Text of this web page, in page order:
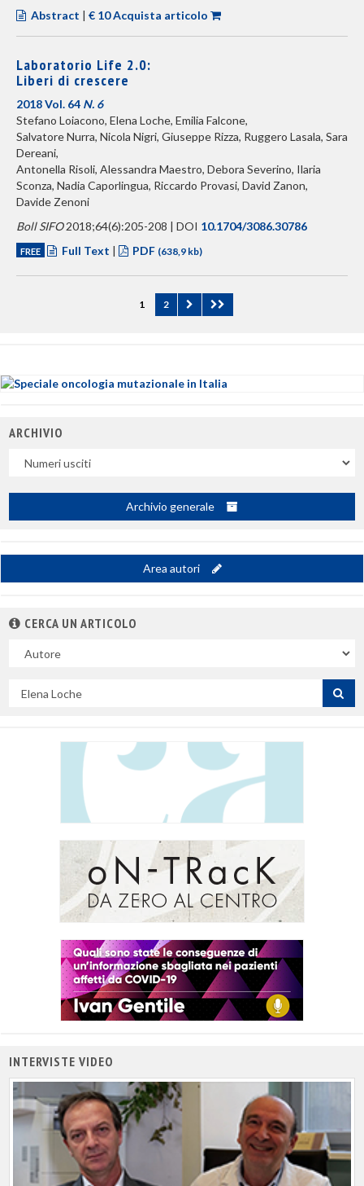
Abstract | € 10 Acquista articolo
Laboratorio Life 2.0:
Liberi di crescere
2018 Vol. 64 N. 6
Stefano Loiacono, Elena Loche, Emilia Falcone,
Salvatore Nurra, Nicola Nigri, Giuseppe Rizza, Ruggero Lasala, Sara
Dereani,
Antonella Risoli, Alessandra Maestro, Debora Severino, Ilaria
Sconza, Nadia Caporlingua, Riccardo Provasi, David Zanon,
Davide Zenoni
Boll SIFO2018;64(6):205-208 | DOI 10.1704/3086.30786
FREE Full Text | PDF (638,9 kb)
1 (current)
2
ARCHIVIO
Archivio generale
Area autori
CERCA UN ARTICOLO
campo
per
INTERVISTE VIDEO